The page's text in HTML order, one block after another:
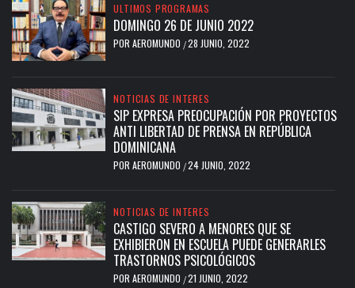
ULTIMOS PROGRAMAS
DOMINGO 26 DE JUNIO 2022
POR AEROMUNDO /28 JUNIO, 2022
NOTICIAS DE INTERES
SIP EXPRESA PREOCUPACIÓN POR PROYECTOS
ANTI LIBERTAD DE PRENSA EN REPÚBLICA
DOMINICANA
POR AEROMUNDO /24 JUNIO, 2022
NOTICIAS DE INTERES
CASTIGO SEVERO A MENORES QUE SE
EXHIBIERON EN ESCUELA PUEDE GENERARLES
TRASTORNOS PSICOLÓGICOS
POR AEROMUNDO /21 JUNIO, 2022